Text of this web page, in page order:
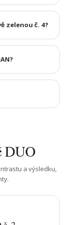
zelenou č. 4?
DUO
a výsledku,